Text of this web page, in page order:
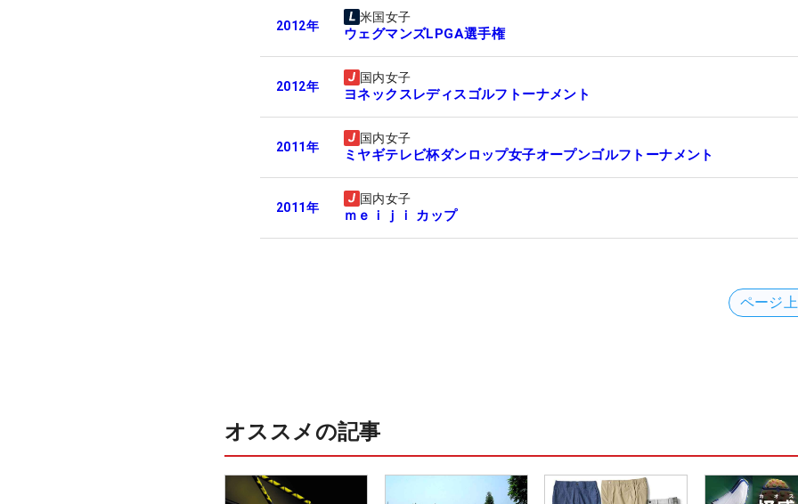
2012年
米国女子
ウェグマンズLPGA選手権
2012年
国内女子
ヨネックスレディスゴルフトーナメント
2011年
国内女子
ミヤギテレビ杯ダンロップ女子オープンゴルフトーナメント
2011年
国内女子
ｍｅｉｊｉ カップ
ページ
オススメの記事